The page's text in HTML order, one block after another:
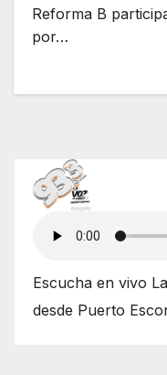
Reforma B
por…
Escucha en vivo
desde Puerto